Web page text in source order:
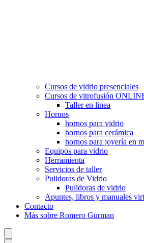
Cursos de vidrio presenciales
Cursos de vitrofusión
Taller en linea
Hornos
hornos para vidrio
hornos para cerámica
hornos para joyería en
Equipos para vidrio
Herramienta
Servicios de taller
Pulidoras de Vidrio
Pulidoras de vidrio
Apuntes, libros y manuales
Contacto
Más sobre Romero Gurman